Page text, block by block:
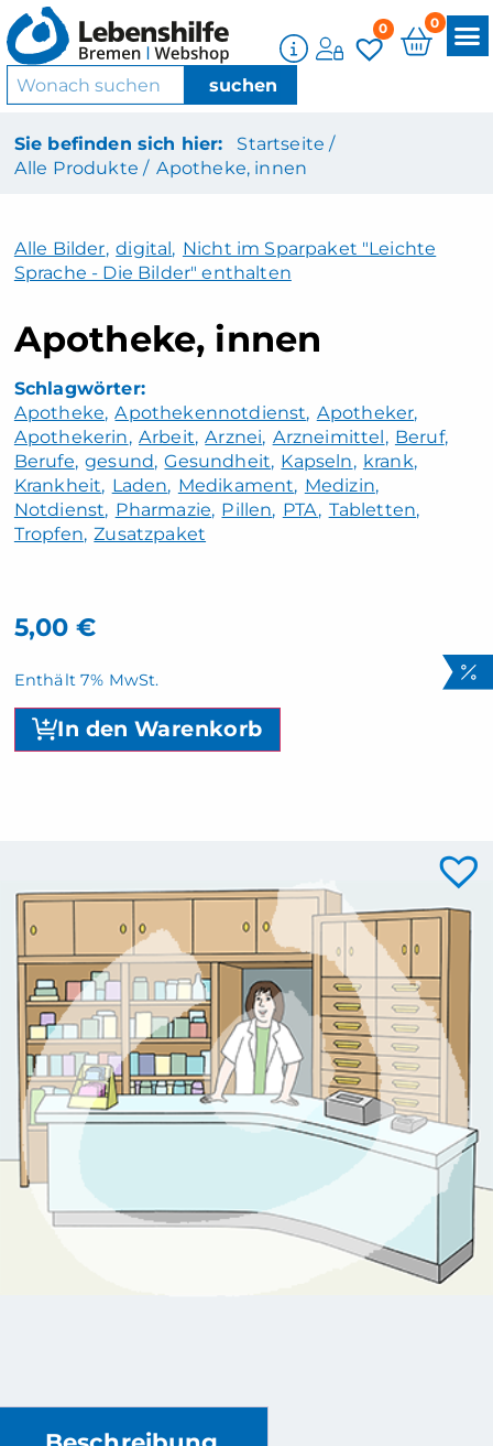
0 0
Sie befinden sich hier:
Startseite /
Alle Produkte / Apotheke, innen
Alle Bilder, digital, Nicht im Sparpaket "Leichte
Sprache - Die Bilder" enthalten
Apotheke, innen
Apotheke Apothekennotdienst Apotheker
Apothekerin Arbeit Arznei Arzneimittel Beruf
Berufe gesund Gesundheit Kapseln krank
Krankheit Laden Medikament Medizin
Notdienst Pharmazie Pillen PTA Tabletten
Tropfen Zusatzpaket
5,00 €
Enthält 7% MwSt.
In den Warenkorb